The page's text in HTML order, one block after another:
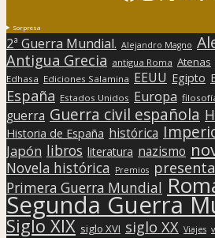
Sorpresa
2ª Guerra Mundial. Alejandro Magno
Antigua Grecia antigua Roma Atenas
Edhasa Ediciones Salamina EEUU Egipto
España Estados Unidos Europa
guerra Guerra civil española
Historia de España histórica
Japón libros literatura nazismo
Novela histórica Premios
Primera Guerra Mundial
Segunda Guerra
Siglo XIX siglo XVI siglo XX Viajes